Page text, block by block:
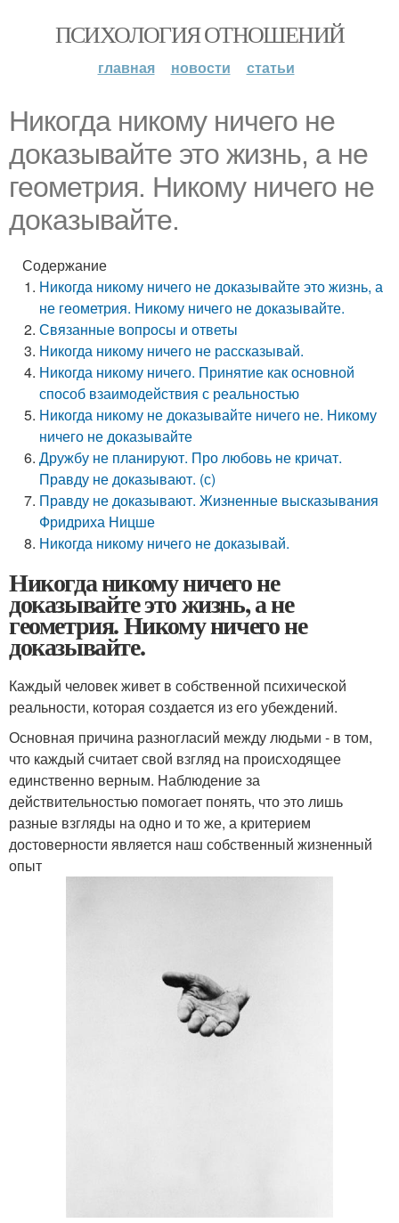
ПСИХОЛОГИЯ ОТНОШЕНИЙ
главная новости статьи
Никогда никому ничего не
доказывайте это жизнь, а не
геометрия. Никому ничего не
доказывайте.
Содержание
Никогда никому ничего не доказывайте это жизнь, а
не геометрия. Никому ничего не доказывайте.
Связанные вопросы и ответы
Никогда никому ничего не рассказывай.
Никогда никому ничего. Принятие как основной
способ взаимодействия с реальностью
Никогда никому не доказывайте ничего не. Никому
ничего не доказывайте
Дружбу не планируют. Про любовь не кричат.
Правду не доказывают. (с)
Правду не доказывают. Жизненные высказывания
Фридриха Ницше
Никогда никому ничего не доказывай.
Никогда никому ничего не
доказывайте это жизнь, а не
геометрия. Никому ничего не
доказывайте.
Каждый человек живет в собственной психической
реальности, которая создается из его убеждений.
Основная причина разногласий между людьми - в том,
что каждый считает свой взгляд на происходящее
единственно верным. Наблюдение за
действительностью помогает понять, что это лишь
разные взгляды на одно и то же, а критерием
достоверности является наш собственный жизненный
опыт